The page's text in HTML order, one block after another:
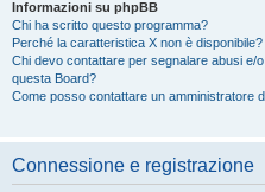
Informazioni su phpBB
Chi ha scritto questo programma?
Perché la caratteristica X non è disponibile?
Chi devo contattare per segnalare abusi e/
questa Board?
Come posso contattare un amministratore
Connessione e registrazione